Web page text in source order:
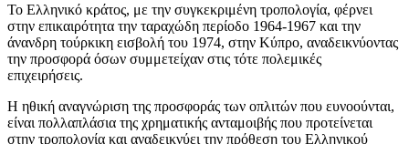
Το Ελληνικό κράτος, με την συγκεκριμένη τροπολογία, φέρνει
στην επικαιρότητα την ταραχώδη περίοδο 1964-1967 και την
άνανδρη τούρκικη εισβολή του 1974, στην Κύπρο, αναδεικνύοντας
την προσφορά όσων συμμετείχαν στις τότε πολεμικές
επιχειρήσεις.
Η ηθική αναγνώριση της προσφοράς των οπλιτών που ευνοούνται,
είναι πολλαπλάσια της χρηματικής ανταμοιβής που προτείνεται
στην τροπολογία και αναδεικνύει την πρόθεση του Ελληνικού